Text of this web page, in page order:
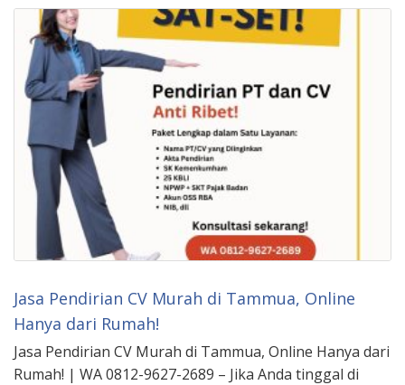
Jasa Pendirian CV Murah di Tammua, Online
Hanya dari Rumah!
Jasa Pendirian CV Murah di Tammua, Online Hanya dari
Rumah! | WA 0812-9627-2689 – Jika Anda tinggal di